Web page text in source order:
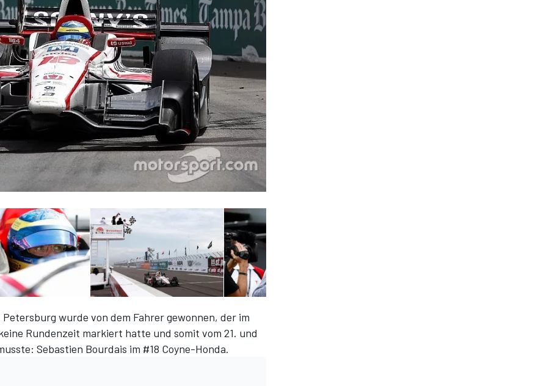
wurde von dem Fahrer gewonnen, der im
Rundenzeit markiert hatte und somit vom 21. und
Sebastien Bourdais im #18 Coyne-Honda.